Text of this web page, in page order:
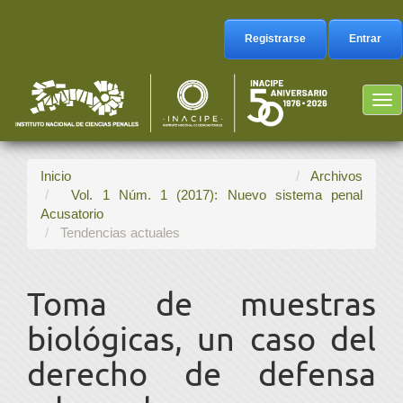
Barra
lateral
Registrarse Entrar
Inicio
Archivos
Vol. 1 Núm. 1 (2017): Nuevo sistema penal
Acusatorio
Tendencias actuales
Toma de muestras
biológicas, un caso del
derecho de defensa